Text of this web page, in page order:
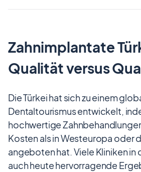
Zahnimplantate
Qualität versus
Die Türkei hat sich zu einem
Dentaltourismus entwickelt,
hochwertige
Kosten als in Westeuropa oder
angeboten hat. Viele Kliniken in
auch heute hervorragende